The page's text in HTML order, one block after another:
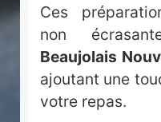
Ces
non
Beaujolais
ajoutant une
votre repas.